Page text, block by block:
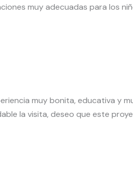
muy adecuadas para los
muy bonita, educativa y
la visita, deseo que este